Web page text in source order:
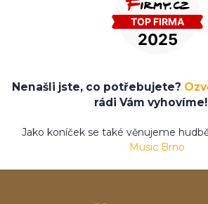
Nenašli jste, co potřebujete?
rádi Vám vyhovíme!
Jako koníček se také věnujeme
Music Brno